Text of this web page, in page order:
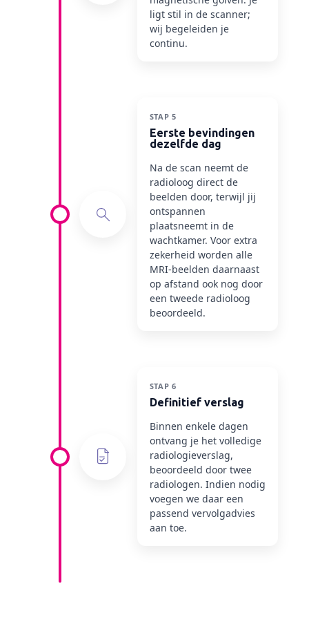
ligt stil in de scanner;
wij begeleiden je
continu.
STAP 5
Eerste bevindingen
dezelfde dag
Na de scan neemt de
radioloog direct de
beelden door, terwijl jij
ontspannen
plaatsneemt in de
wachtkamer. Voor extra
zekerheid worden alle
MRI-beelden daarnaast
op afstand ook nog door
een tweede radioloog
beoordeeld.
STAP 6
Definitief verslag
Binnen enkele dagen
ontvang je het volledige
radiologieverslag,
beoordeeld door twee
radiologen. Indien nodig
voegen we daar een
passend vervolgadvies
aan toe.